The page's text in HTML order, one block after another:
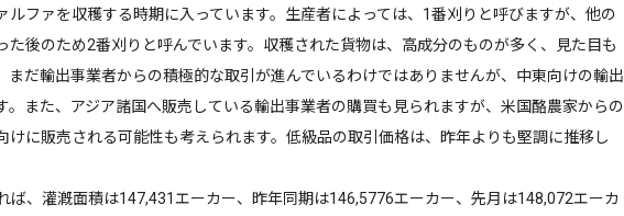
ファを収穫する時期に入っています。生産者によっては、1番刈りと呼びますが、他の
た後のため2番刈りと呼んでいます。収穫された貨物は、高成分のものが多く、見た目も
まだ輸出事業者からの積極的な取引が進んでいるわけではありませんが、中東向けの輸出
。また、アジア諸国へ販売している輸出事業者の購買も見られますが、米国酪農家からの
けに販売される可能性も考えられます。低級品の取引価格は、昨年よりも堅調に推移し
、灌漑面積は147,431エーカー、昨年同期は146,5776エーカー、先月は148,072エーカ